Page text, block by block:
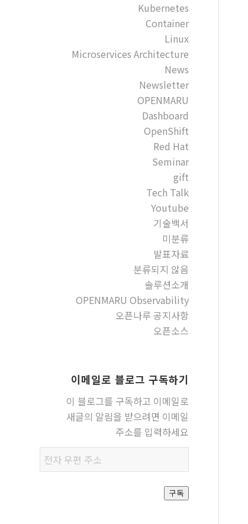
Kubernetes
Container
Linux
Microservices Architecture
News
Newsletter
OPENMARU
Dashboard
OpenShift
Red Hat
Seminar
gift
Tech Talk
Youtube
기술백서
미분류
발표자료
분류되지 않음
솔루션소개
OPENMARU Observability
오픈나루 공지사항
오픈소스
이메일로 블로그 구독하기
이 블로그를 구독하고 이메일로
새글의 알림을 받으려면 이메일
주소를 입력하세요
우편
주소
구독